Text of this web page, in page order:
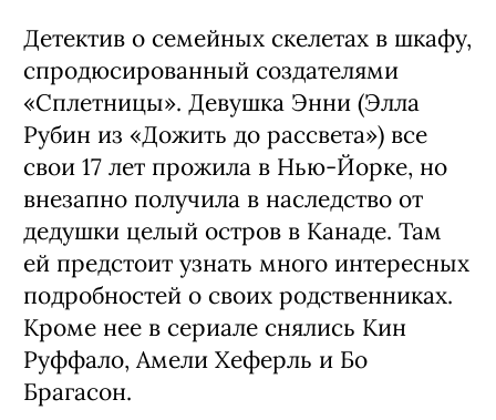
Детектив о семейных скелетах в шкафу,
спродюсированный создателями
«Сплетницы». Девушка Энни (Элла
Рубин из «Дожить до рассвета») все
свои 17 лет прожила в Нью-Йорке, но
внезапно получила в наследство от
дедушки целый остров в Канаде. Там
ей предстоит узнать много интересных
подробностей о своих родственниках.
Кроме нее в сериале снялись Кин
Руффало, Амели Хеферль и Бо
Брагасон.